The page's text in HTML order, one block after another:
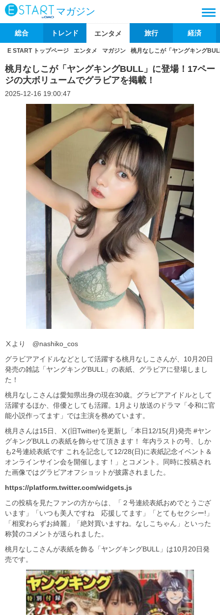
マガジン
総合 トレンド エンタメ 旅行 経済
E START トップページ エンタメ マガジン 桃月なしこが「ヤングキング
桃月なしこが「ヤングキングBULL」に登場！17ペー
ジの大ボリュームでグラビアを掲載！
2025-12-16 19:00:47
Ⅹより @nashiko_cos
グラビアアイドルなどとして活躍する桃月なしこさんが、10月20日
発売の雑誌「ヤングキングBULL」の表紙、グラビアに登場しまし
た！
桃月なしこさんは愛知県出身の現在30歳。グラビアアイドルとして
活躍するほか、俳優としても活躍。1月より放送のドラマ「令和に官
能小説作ってます」では主演を務めています。
桃月さんは15日、Ⅹ(旧Twitter)を更新し「本日12/15(月)発売 #ヤン
グキングBULL の表紙を飾らせて頂きます！ 年内ラストの号、しか
も2号連続表紙です これを記念して12/28(日)に表紙記念イベント＆
オンラインサイン会を開催します！」とコメント。同時に投稿され
た画像ではグラビアオフショットが披露されました。
https://platform.twitter.com/widgets.js
この投稿を見たファンの方からは、「２号連続表紙おめでとうござ
います」「いつも美人ですね 応援してます」「とてもセクシー!」
「相変わらずお綺麗」「絶対買いますね。なしこちゃん」といった
称賛のコメントが送られました。
桃月なしこさんが表紙を飾る「ヤングキングBULL」は10月20日発
売です。